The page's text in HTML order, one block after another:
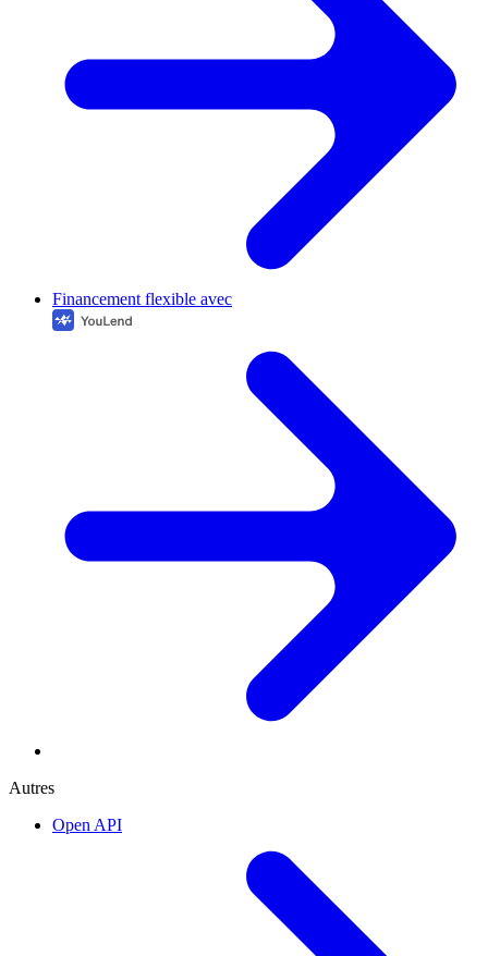
Financement flexible avec
Autres
Open API